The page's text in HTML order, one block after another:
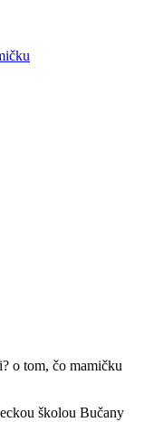
o tom, čo mamičku
školou Bučany